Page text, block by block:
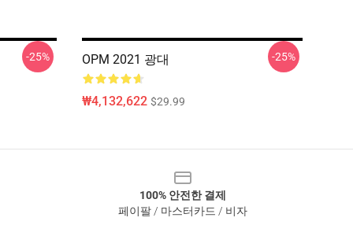
-25% OPM 2021 광대
₩4,132,622 $29.99
-25%
100% 안전한 결제
페이팔 / 마스터카드 / 비자